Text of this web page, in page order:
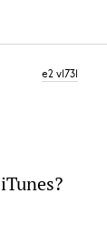
e2 v1731